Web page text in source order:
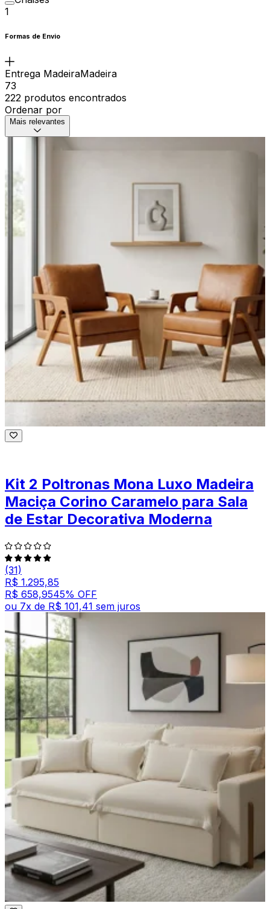
1
Formas de Envio
Entrega MadeiraMadeira
73
222 produtos encontrados
Ordenar por
Mais relevantes
Kit 2 Poltronas Mona Luxo Madeira
Maciça Corino Caramelo para Sala
de Estar Decorativa Moderna
(31)
R$ 1.295,85
R$ 658,9545% OFF
ou 7x de R$ 101,41 sem juros